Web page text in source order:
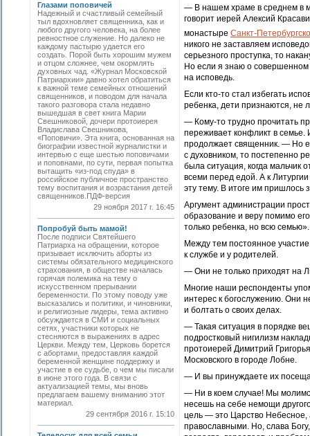
Глазами поповичей
Надежный и счастливый семейный
тыл вдохновляет священника, как и
любого другого человека, на более
ревностное служение. Но далеко не
каждому пастырю удается его
создать. Порой быть хорошим мужем
и отцом сложнее, чем окормлять
духовных чад. «Журнал Московской
Патриархии» давно хотел обратиться
к важной теме семейных отношений
священников, и поводом для начала
такого разговора стала недавно
вышедшая в свет книга Марии
Свешниковой, дочери протоиерея
Владислава Свешникова,
«Поповичи». Эта книга, основанная на
биографии известной журналистки и
интервью с еще шестью поповичами
и поповнами, по сути, первая попытка
вытащить «из-под спуда» в
российское публичное пространство
тему воспитания и возрастания детей
священников.ПДФ-версия
29 ноября 2017 г. 16:45
Попробуй быть мамой!
После подписи Святейшего
Патриарха на обращении, которое
призывает исключить аборты из
системы обязательного медицинского
страхования, в обществе началась
горячая полемика на тему о
искусственном прерывании
беременности. По этому поводу уже
высказались и политики, и чиновники,
и религиозные лидеры, тема активно
обсуждается в СМИ и социальных
сетях, участники которых не
стесняются в выражениях в адрес
Церкви. Между тем, Церковь борется
с абортами, предоставляя каждой
беременной женщине поддержку и
участие в ее судьбе, о чем мы писали
в июне этого года. В связи с
актуализацией темы, мы вновь
предлагаем вашему вниманию этот
материал.
29 сентября 2016 г. 15:10
— В нашем храме в среднем в
говорит иерей Алексий
монастыре Санкт-
никого не заставляем
серьезного проступка, то
Но если я знаю о совершенном
на исповедь.
Если кто-то стал избегать
ребенка, дети признаются, не
— Кому-то трудно прочитать
переживает конфликт в
продолжает священник. — Но
с духовником, то постепенно
была ситуация, когда мальчик
всеми перед едой. А к
эту тему. В итоге им пришлось
Аргумент администрации
образование и веру помимо
только ребенка, но всю семью».
Между тем постоянное
к службе и у родителей.
— Они не только приходят на
Многие наши респонденты
интерес к богослужению. Они
и болтать о своих делах.
— Такая ситуация в порядке
подростковый нигилизм
протоиерей Димитрий
Московского в городе Лобне.
— И вы принуждаете их
— Ни в коем случае! Мы
несешь на себе немощи
цель — это Царство Небесное,
православными. Но, слава